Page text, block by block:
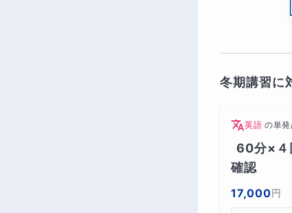
冬期講習に
英語 の単
60分×４
確認
17,000円